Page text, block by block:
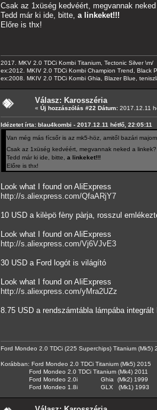
Csak az 1xüség kedvéért, megvannak
Tedd már ki ide, bitte, a linkeket!!!
Előre is thx!
2017. MKV 2.0 TDCi Kombi Titanium, Tectonic Silver \m/
ex:2012. MKIV 2.0 TDCi Kombi Champion Trend, Black
ex:2008. MKIV 2.0 TDCi Kombi Ghia, Blazer Blue,
Válasz: Karosszéria
« Új hozzászólás #22 Dátum: 2017.12.11
Idézetet írta: blau4kombi - 2017.12.11 hétfő, 22:05:11
Van még más fícsőr is az mk5-höz, amitől bazári
Csak az 1xüség kedvéért, megvannak neked a
Tedd már ki ide, bitte, a linkeket!!!
Előre is thx!
Look what I found on AliExpress
http://s.aliexpress.com/QfaARjY7
10 USD a kilèpö fèny pàrja, rosszul
Look what I found on AliExpress
http://s.aliexpress.com/Vj6VJvE3
30 USD a Ford logót is világító
Look what I found on AliExpress
http://s.aliexpress.com/yMra2UZz
8.75 USD a rendszámtábla lámpába integrált
Ford Mondeo 2.0 TDCi (225 Superchips) Titanium (Mk5)
Korábban: Ford Mondeo 2.0 TDCi Titanium (Mk5) 2015
Ford Mondeo 2.0 TDCi Titanium (Mk4) 2011
Ford Mondeo 2.0i Ghia (Mk2) 1999
Ford Mondeo 1.8i GLX (Mk1) 1993